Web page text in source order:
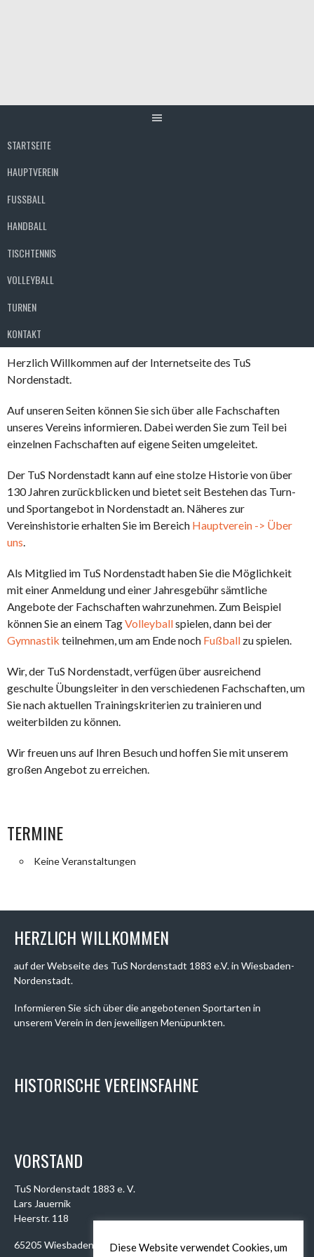
STARTSEITE
HAUPTVEREIN
FUSSBALL
HANDBALL
TISCHTENNIS
VOLLEYBALL
TURNEN
KONTAKT
Herzlich Willkommen auf der Internetseite des TuS
Nordenstadt.
Auf unseren Seiten können Sie sich über alle Fachschaften
unseres Vereins informieren. Dabei werden Sie zum Teil bei
einzelnen Fachschaften auf eigene Seiten umgeleitet.
Der TuS Nordenstadt kann auf eine stolze Historie von über
130 Jahren zurückblicken und bietet seit Bestehen das Turn-
und Sportangebot in Nordenstadt an. Näheres zur
Vereinshistorie erhalten Sie im Bereich Hauptverein -> Über
uns.
Als Mitglied im TuS Nordenstadt haben Sie die Möglichkeit
mit einer Anmeldung und einer Jahresgebühr sämtliche
Angebote der Fachschaften wahrzunehmen. Zum Beispiel
können Sie an einem TagVolleyballspielen, dann bei der
Gymnastik teilnehmen, um am Ende noch Fußball zu spielen.
Wir, der TuS Nordenstadt, verfügen über ausreichend
geschulte Übungsleiter in den verschiedenen Fachschaften, um
Sie nach aktuellen Trainingskriterien zu trainieren und
weiterbilden zu können.
Wir freuen uns auf Ihren Besuch und hoffen Sie mit unserem
großen Angebot zu erreichen.
TERMINE
Keine Veranstaltungen
HERZLICH WILLKOMMEN
auf der Webseite des TuS Nordenstadt 1883 e.V. in Wiesbaden-
Nordenstadt.
Informieren Sie sich über die angebotenen Sportarten in
unserem Verein in den jeweiligen Menüpunkten.
HISTORISCHE VEREINSFAHNE
VORSTAND
TuS Nordenstadt 1883 e. V.
Lars Jauernik
Heerstr. 118
65205 Wiesbaden Diese Website verwendet Cookies, um